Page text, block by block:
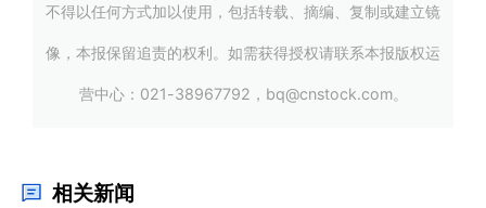
不得以任何方式加以使用，包括转载、摘编、复制或建立镜
像，本报保留追责的权利。如需获得授权请联系本报版权运
营中心：021-38967792，bq@cnstock.com。
相关新闻